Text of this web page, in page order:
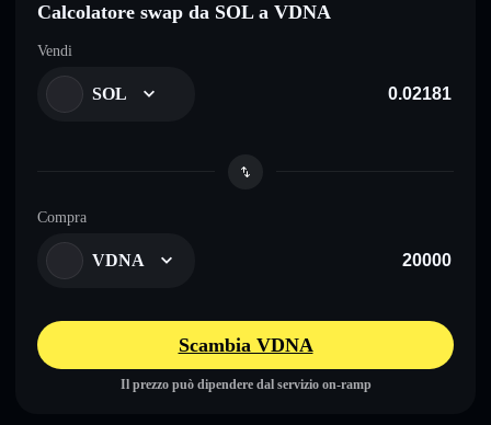
Calcolatore swap da SOL a VDNA
Vendi
SOL
Compra
VDNA
Scambia VDNA
Il prezzo può dipendere dal servizio on-ramp